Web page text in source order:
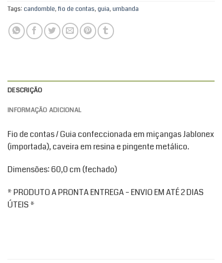
Tags: candomble, fio de contas, guia, umbanda
DESCRIÇÃO
INFORMAÇÃO ADICIONAL
Fio de contas / Guia confeccionada em miçangas Jablonex
(importada), caveira em resina e pingente metálico.
Dimensões: 60,0 cm (fechado)
* PRODUTO A PRONTA ENTREGA – ENVIO EM ATÉ 2 DIAS
ÚTEIS *